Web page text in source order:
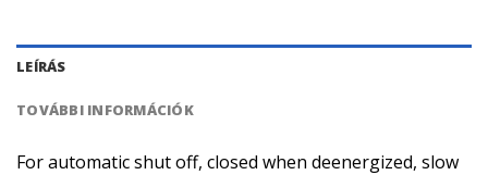
LEÍRÁS
TOVÁBBI INFORMÁCIÓK
For automatic shut off, closed when deenergized, slow